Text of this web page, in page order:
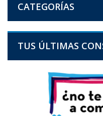
CATEGORÍAS
TUS ÚLTIMAS